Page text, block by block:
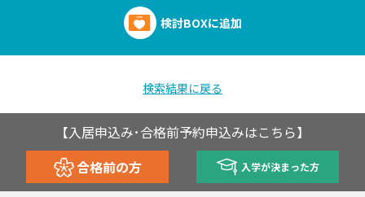
検討BOXに追加
検索結果に戻る
【入居申込み･合格前予約申込みはこちら】
合格前の方
入学が決まった方